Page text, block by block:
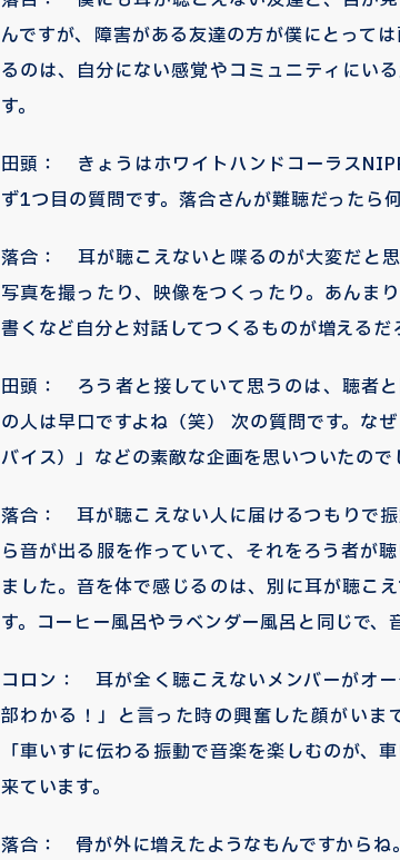
んですが、障害がある友達の方が僕にとって
るのは、自分にない感覚やコミュニティにい
す。
田頭： きょうはホワイトハンドコーラス
ず1つ目の質問です。落合さんが難聴だったら
落合： 耳が聴こえないと喋るのが大変だと
写真を撮ったり、映像をつくったり。あんま
書くなど自分と対話してつくるものが増えるだ
田頭： ろう者と接していて思うのは、聴者
の人は早口ですよね（笑） 次の質問です。な
バイス）」などの素敵な企画を思いついたので
落合： 耳が聴こえない人に届けるつもりで
ら音が出る服を作っていて、それをろう者が
ました。音を体で感じるのは、別に耳が聴こ
す。コーヒー風呂やラベンダー風呂と同じで、
コロン： 耳が全く聴こえないメンバーがオ
部わかる！」と言った時の興奮した顔がいま
「車いすに伝わる振動で音楽を楽しむのが、
来ています。
落合： 骨が外に増えたようなもんですからね